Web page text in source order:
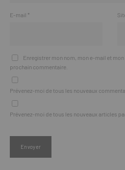
E-mail *
Enregistrer mon nom, mon e-mail et
prochain commentaire.
Prévenez-moi de tous les nouveaux
Prévenez-moi de tous les nouveaux articles